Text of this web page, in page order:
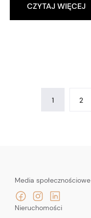
CZYTAJ WIĘCEJ
1 2
Media społecznościowe
Nieruchomości